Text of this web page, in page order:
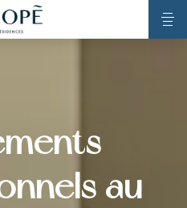
au